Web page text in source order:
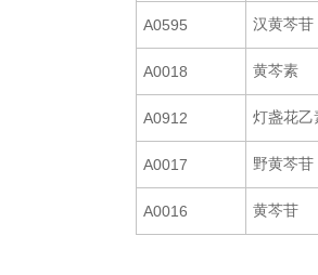
A0595 汉黄芩苷
A0018 黄芩素
A0912 灯盏花乙
A0017 野黄芩苷
A0016 黄芩苷